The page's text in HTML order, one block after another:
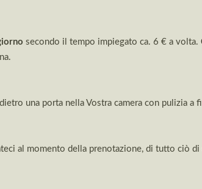
secondo il tempo impiegato ca. 6 € a volta.
una porta nella Vostra camera con pulizia a
al momento della prenotazione, di tutto ciò di